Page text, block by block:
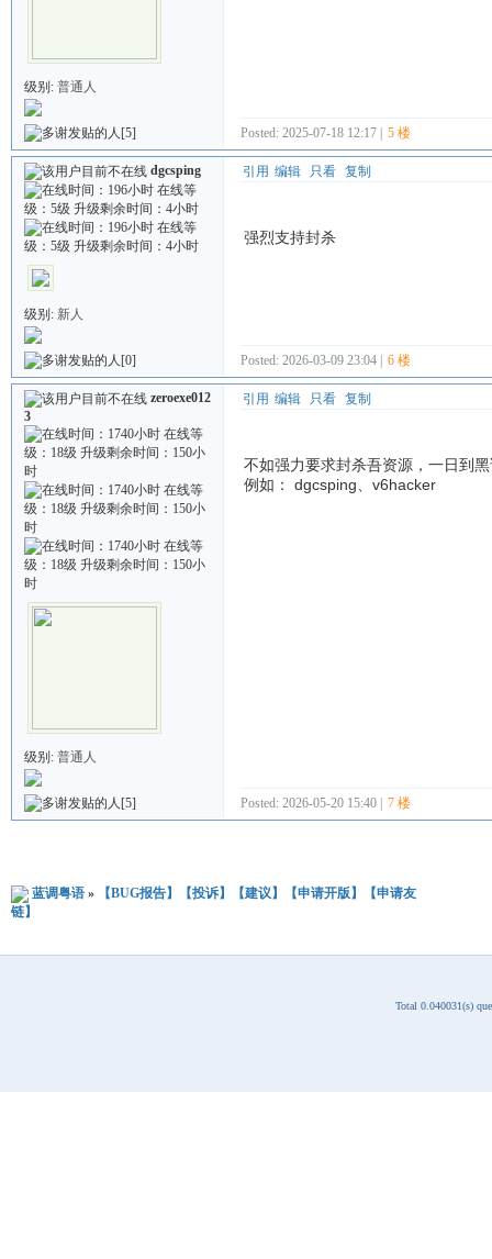
级别: 普通人
[5] Posted: 2025-07-18 12:17 | 5 楼
dgcsping
级别: 新人
[0]
引用 编辑 只看 复制
强烈支持封杀
Posted: 2026-03-09 23:04 | 6 楼
zeroexe012
3
级别: 普通人
[5]
引用 编辑 只看 复制
不如强力要求封杀吾资源，一日到
例如： dgcsping、v6hacker
Posted: 2026-05-20 15:40 | 7 楼
蓝调粤语»
【BUG报告】【投诉】【建议】【申请开版】【申请友
链】
Total 0.040031(s)